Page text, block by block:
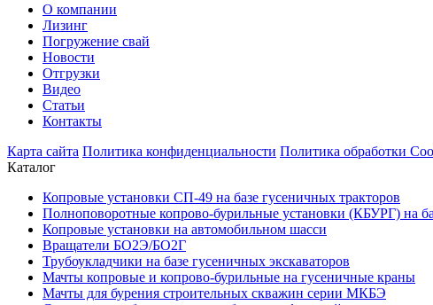
О компании
Лизинг
Погружение свай
Новости
Отгрузки
Видео
Статьи
Контакты
Карта сайта Политика конфиденциальности Политика обработки
Каталог
Копровые установки СП-49 на базе гусеничных тракторов
Полноповоротные копрово-бурильные установки (КБУРГ) на
Копровые установки на автомобильном шасси
Вращатели БО2Э/БО2Г
Трубоукладчики на базе гусеничных экскаваторов
Мачты копровые и копрово-бурильные на гусеничные краны
Мачты для бурения строительных скважин серии МКБЭ